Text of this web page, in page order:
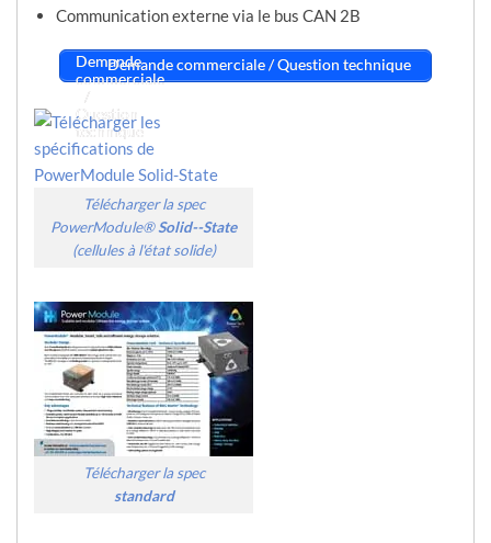
Communication externe via le bus CAN 2B
Demande commerciale / Question technique
Télécharger la spec
PowerModule®Solid--State
(cellules à l'état solide)
Télécharger la spec
standard